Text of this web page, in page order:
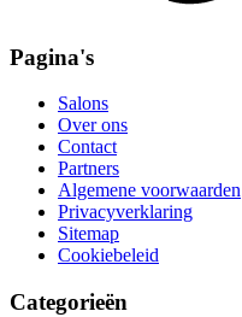
Pagina's
Salons
Over ons
Contact
Partners
Algemene voorwaarden
Privacyverklaring
Sitemap
Cookiebeleid
Categorieën